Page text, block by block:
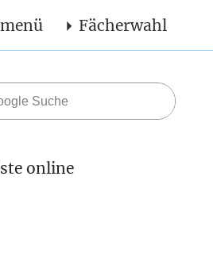
Fächerwahl
online